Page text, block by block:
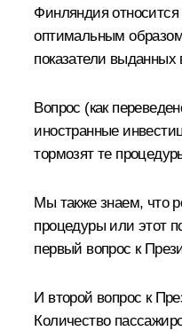
Финляндия
оптимальным
показатели выданных
Вопрос (как
иностранные
тормозят те
Мы также знаем, что
процедуры или этот
первый вопрос к
И второй вопрос к
Количество